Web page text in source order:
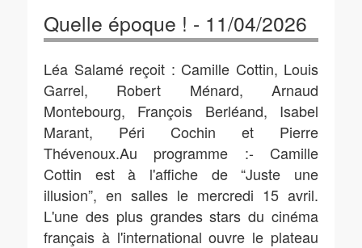
Quelle époque ! - 11/04/2026
Léa Salamé reçoit : Camille Cottin, Louis
Garrel, Robert Ménard, Arnaud
Montebourg, François Berléand, Isabel
Marant, Péri Cochin et Pierre
Thévenoux.Au programme :- Camille
Cottin est à l'affiche de “Juste une
illusion”, en salles le mercredi 15 avril.
L'une des plus grandes stars du cinéma
français à l'international ouvre le plateau